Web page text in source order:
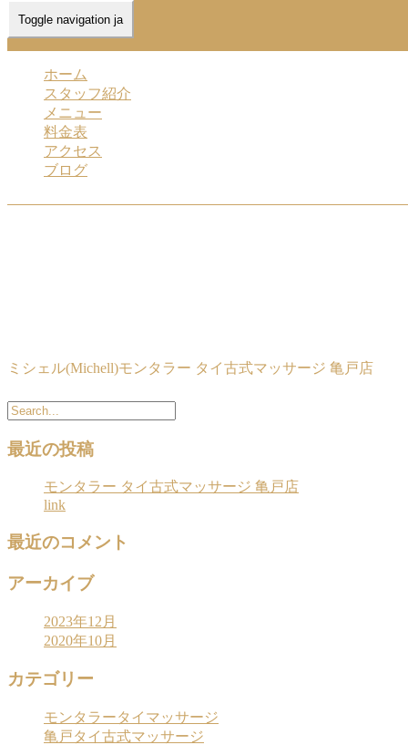
Toggle navigation ja
ホーム
スタッフ紹介
メニュー
料金表
アクセス
ブログ
Home- ミシェ…
ミシェル(Michell)モンタラー タイ古式マッサージ 亀戸店
最近の投稿
モンタラー タイ古式マッサージ 亀戸店
link
最近のコメント
アーカイブ
2023年12月
2020年10月
カテゴリー
モンタラータイマッサージ
亀戸タイ古式マッサージ